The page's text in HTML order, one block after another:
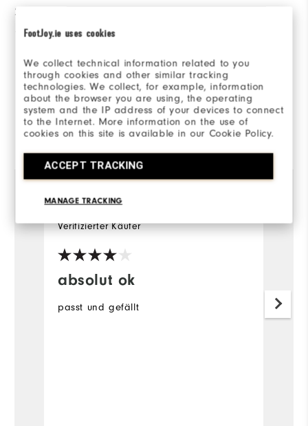
FootJoy.ie uses cookies
We collect technical information related to you
through cookies and other similar tracking
technologies. We collect, for example, information
about the browser you are using, the operating
system and the IP address of your devices to connect
to the Internet. More information on the use of
cookies on this site is available in our Cookie Policy.
ACCEPT TRACKING
MANAGE TRACKING
2 Sterne
1 Stern
100%
der Anwortgeber würden es
einem Freund
weiterempfehlen.
Von 2 Kunden bewertet
absolut ok
Verifizierter Käufer
passt und gefällt